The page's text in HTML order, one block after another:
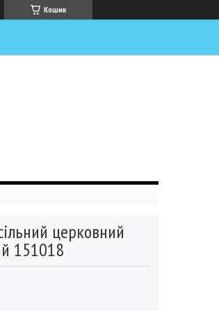
Кошик
церковний
151018